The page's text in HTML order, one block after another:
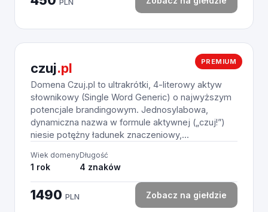
PREMIUM
czuj.pl
Domena Czuj.pl to ultrakrótki, 4-literowy aktyw
słownikowy (Single Word Generic) o najwyższym
potencjale brandingowym. Jednosylabowa,
dynamiczna nazwa w formule aktywnej („czuj!”)
niesie potężny ładunek znaczeniowy,...
Wiek domeny
1 rok
Długość
4 znaków
1490 PLN Zobacz na giełdzie